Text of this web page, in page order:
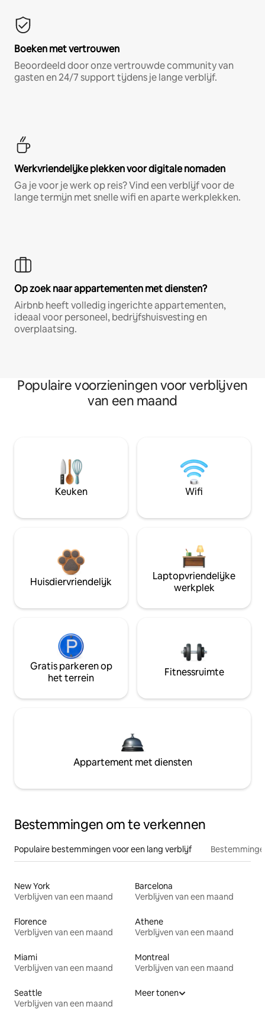
Boeken met vertrouwen
Beoordeeld door onze vertrouwde community van
gasten en 24/7 support tijdens je lange verblijf.
Werkvriendelijke plekken voor digitale nomaden
Ga je voor je werk op reis? Vind een verblijf voor de
lange termijn met snelle wifi en aparte werkplekken.
Op zoek naar appartementen met diensten?
Airbnb heeft volledig ingerichte appartementen,
ideaal voor personeel, bedrijfshuisvesting en
overplaatsing.
Populaire voorzieningen voor verblijven
van een maand
Keuken Wifi
Huisdiervriendelijk
Laptopvriendelijke
werkplek
Gratis parkeren op
het terrein
Fitnessruimte
Appartement met diensten
Bestemmingen om te verkennen
Populaire bestemmingen voor een lang verblijf
New York
Verblijven van een maand
Barcelona
Verblijven van een maand
Florence
Verblijven van een maand
Athene
Verblijven van een maand
Miami
Verblijven van een maand
Montreal
Verblijven van een maand
Seattle
Verblijven van een maand
Meer tonen